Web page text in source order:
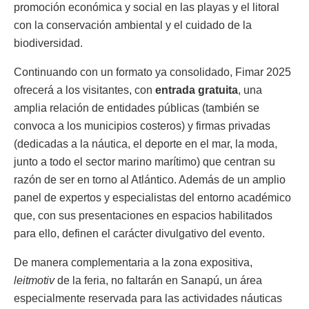
promoción económica y social en las playas y el litoral
con la conservación ambiental y el cuidado de la
biodiversidad.
Continuando con un formato ya consolidado, Fimar 2025
ofrecerá a los visitantes, con entrada gratuita, una
amplia relación de entidades públicas (también se
convoca a los municipios costeros) y firmas privadas
(dedicadas a la náutica, el deporte en el mar, la moda,
junto a todo el sector marino marítimo) que centran su
razón de ser en torno al Atlántico. Además de un amplio
panel de expertos y especialistas del entorno académico
que, con sus presentaciones en espacios habilitados
para ello, definen el carácter divulgativo del evento.
De manera complementaria a la zona expositiva,
leitmotivde la feria, no faltarán en Sanapú, un área
especialmente reservada para las actividades náuticas